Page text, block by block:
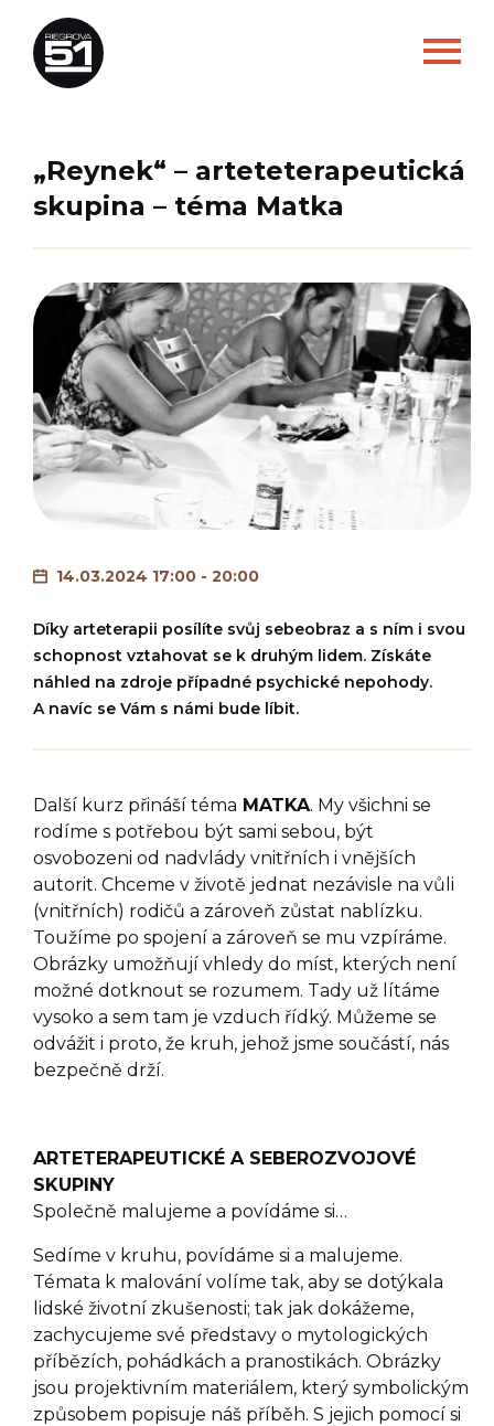
„Reynek“ – arteteterapeutická
skupina – téma Matka
14.03.2024 17:00 - 20:00
Díky arteterapii posílíte svůj sebeobraz a s ním i svou
schopnost vztahovat se k druhým lidem. Získáte
náhled na zdroje případné psychické nepohody.
A navíc se Vám s námi bude líbit.
Další kurz přináší téma MATKA. My všichni se
rodíme s potřebou být sami sebou, být
osvobozeni od nadvlády vnitřních i vnějších
autorit. Chceme v životě jednat nezávisle na vůli
(vnitřních) rodičů a zároveň zůstat nablízku.
Toužíme po spojení a zároveň se mu vzpíráme.
Obrázky umožňují vhledy do míst, kterých není
možné dotknout se rozumem. Tady už lítáme
vysoko a sem tam je vzduch řídký. Můžeme se
odvážit i proto, že kruh, jehož jsme součástí, nás
bezpečně drží.
ARTETERAPEUTICKÉ A SEBEROZVOJOVÉ
SKUPINY
Společně malujeme a povídáme si…
Sedíme v kruhu, povídáme si a malujeme.
Témata k malování volíme tak, aby se dotýkala
lidské životní zkušenosti; tak jak dokážeme,
zachycujeme své představy o mytologických
příbězích, pohádkách a pranostikách. Obrázky
jsou projektivním materiálem, který symbolickým
způsobem popisuje náš příběh. S jejich pomocí si